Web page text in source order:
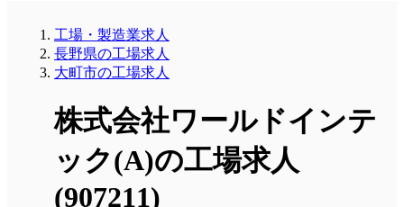
工場・製造業求人
長野県の工場求人
大町市の工場求人
株式会社ワールドインテ
ック(A)の工場求人
(907211)